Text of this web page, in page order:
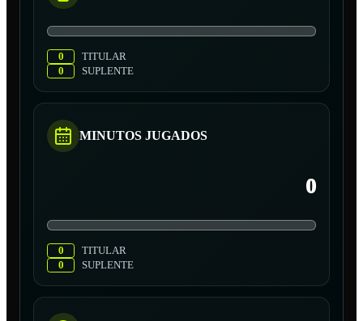
0
TITULAR
0
SUPLENTE
MINUTOS JUGADOS
0
0
TITULAR
0
SUPLENTE